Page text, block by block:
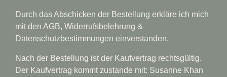
Durch das Abschicken der Bestellung erkläre ich mich
mit den AGB, Widerrufsbelehrung &
Datenschutzbestimmungen einverstanden.
Nach der Bestellung ist der Kaufvertrag rechtsgültig.
Der Kaufvertrag kommt zustande mit: Susanne Khan